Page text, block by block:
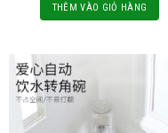
THÊM VÀO GIỎ HÀNG